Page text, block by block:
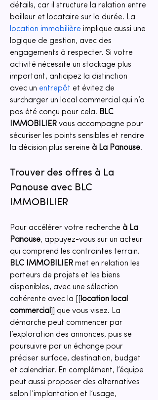
détails, car il structure la relation entre
bailleur et locataire sur la durée. La
location immobilière implique aussi une
logique de gestion, avec des
engagements à respecter. Si votre
activité nécessite un stockage plus
important, anticipez la distinction
avec un entrepôt et évitez de
surcharger un local commercial qui n’a
pas été conçu pour cela. BLC
IMMOBILIER vous accompagne pour
sécuriser les points sensibles et rendre
la décision plus sereine à La Panouse.
Trouver des offres à La
Panouse avec BLC
IMMOBILIER
Pour accélérer votre recherche à La
Panouse, appuyez-vous sur un acteur
qui comprend les contraintes terrain.
BLC IMMOBILIER met en relation les
porteurs de projets et les biens
disponibles, avec une sélection
cohérente avec la [[
location local
commercial
]] que vous visez. La
démarche peut commencer par
l’exploration des annonces, puis se
poursuivre par un échange pour
préciser surface, destination, budget
et calendrier. En complément, l’équipe
peut aussi proposer des alternatives
selon l’implantation et l’usage,